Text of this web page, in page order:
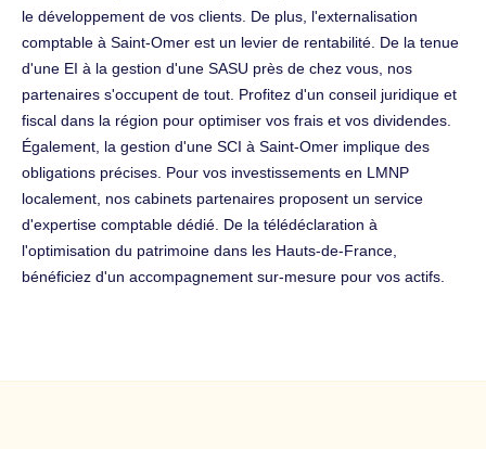
le développement de vos clients. De plus, l'externalisation
comptable à Saint-Omer est un levier de rentabilité. De la tenue
d'une EI à la gestion d'une SASU près de chez vous, nos
partenaires s'occupent de tout. Profitez d'un conseil juridique et
fiscal dans la région pour optimiser vos frais et vos dividendes.
Également, la gestion d'une SCI à Saint-Omer implique des
obligations précises. Pour vos investissements en LMNP
localement, nos cabinets partenaires proposent un service
d'expertise comptable dédié. De la télédéclaration à
l'optimisation du patrimoine dans les Hauts-de-France,
bénéficiez d'un accompagnement sur-mesure pour vos actifs.